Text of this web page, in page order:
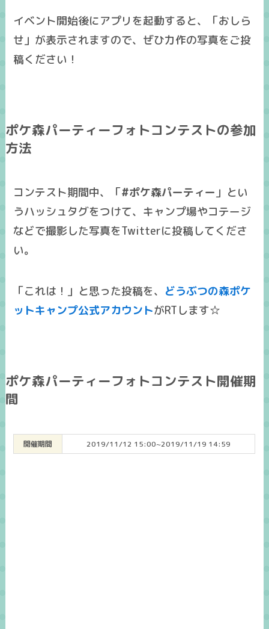
イベント開始後にアプリを起動すると、「おしら
せ」が表示されますので、ぜひ力作の写真をご投
稿ください！
ポケ森パーティーフォトコンテストの参加
方法
コンテスト期間中、「#ポケ森パーティー 」とい
うハッシュタグをつけて、キャンプ場やコテージ
などで撮影した写真をTwitterに投稿してくださ
い。
「これは！」と思った投稿を、 どうぶつの森ポケ
ットキャンプ公式アカウントがRTします☆
ポケ森パーティーフォトコンテスト開催期
間
開催期間 2019/11/12 15:00~2019/11/19 14:59